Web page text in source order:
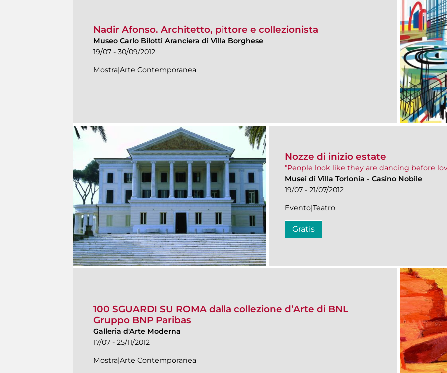
Nadir Afonso. Architetto, pittore e collezionista
Museo Carlo Bilotti Aranciera di Villa Borghese
19/07 - 30/09/2012
Mostra|Arte Contemporanea
Nozze di inizio estate
"People look like they are dancing before
Musei di Villa Torlonia - Casino Nobile
19/07 - 21/07/2012
Evento|Teatro
Gratis
100 SGUARDI SU ROMA dalla collezione d’Arte di BNL
Gruppo BNP Paribas
Galleria d'Arte Moderna
17/07 - 25/11/2012
Mostra|Arte Contemporanea